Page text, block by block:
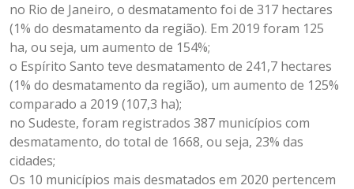
no Rio de Janeiro, o desmatamento foi de 317 hectares
(1% do desmatamento da região). Em 2019 foram 125
ha, ou seja, um aumento de 154%;
o Espírito Santo teve desmatamento de 241,7 hectares
(1% do desmatamento da região), um aumento de 125%
comparado a 2019 (107,3 ha);
no Sudeste, foram registrados 387 municípios com
desmatamento, do total de 1668, ou seja, 23% das
cidades;
Os 10 municípios mais desmatados em 2020 pertencem